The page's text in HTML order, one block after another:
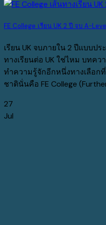
FE College เรียน UK 2 ปี จบ A-
เรียน UK จบภายใน 2 ปีแบบป
ทางเรียนต่อ UK ใช่ไหม บทค
ทำความรู้จักอีกหนึ่งทางเลือก
ชาตินั่นคือ FE College
27
Jul